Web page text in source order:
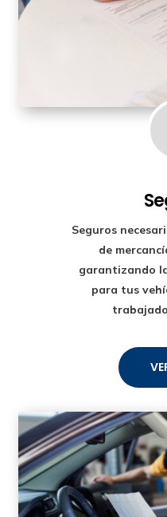
Seguros
de
garantizando
para tus